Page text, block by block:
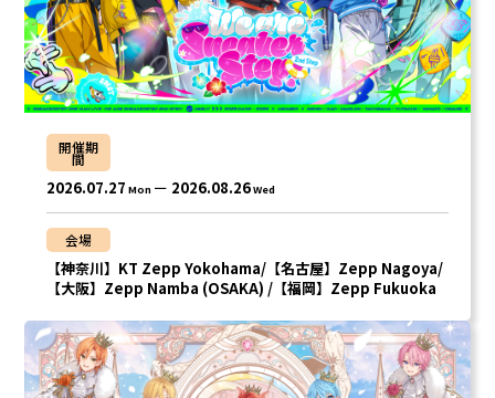
開催期
間
2026.07.27 Mon 2026.08.26Wed
会場
【神奈川】KT Zepp Yokohama/【名古屋】Zepp Nagoya/
【大阪】Zepp Namba (OSAKA) /【福岡】Zepp Fukuoka